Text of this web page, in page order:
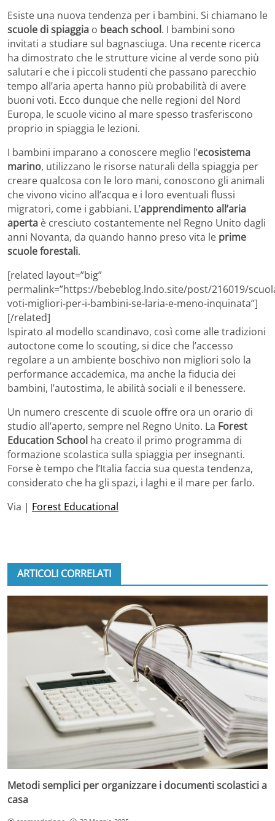
Esiste una nuova tendenza per i bambini. Si chiamano le
scuole di spiaggia o beach school. I bambini sono
invitati a studiare sul bagnasciuga. Una recente ricerca
ha dimostrato che le strutture vicine al verde sono più
salutari e che i piccoli studenti che passano parecchio
tempo all’aria aperta hanno più probabilità di avere
buoni voti. Ecco dunque che nelle regioni del Nord
Europa, le scuole vicino al mare spesso trasferiscono
proprio in spiaggia le lezioni.
I bambini imparano a conoscere meglio l’ecosistema
marino, utilizzano le risorse naturali della spiaggia per
creare qualcosa con le loro mani, conoscono gli animali
che vivono vicino all’acqua e i loro eventuali flussi
migratori, come i gabbiani. L’apprendimento all’aria
aperta è cresciuto costantemente nel Regno Unito dagli
anni Novanta, da quando hanno preso vita le prime
scuole forestali.
[related layout=”big”
permalink=”https://bebeblog.lndo.site/post/216019/
voti-migliori-per-i-bambini-se-laria-e-meno-inquinata”]
[/related]
Ispirato al modello scandinavo, così come alle tradizioni
autoctone come lo scouting, si dice che l’accesso
regolare a un ambiente boschivo non migliori solo la
performance accademica, ma anche la fiducia dei
bambini, l’autostima, le abilità sociali e il benessere.
Un numero crescente di scuole offre ora un orario di
studio all’aperto, sempre nel Regno Unito. La Forest
Education School ha creato il primo programma di
formazione scolastica sulla spiaggia per insegnanti.
Forse è tempo che l’Italia faccia sua questa tendenza,
considerato che ha gli spazi, i laghi e il mare per farlo.
Via | Forest Educational
ARTICOLI CORRELATI
Metodi semplici per organizzare i documenti scolastici a
casa